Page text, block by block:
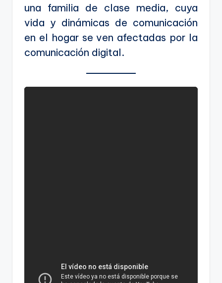
una familia de clase media, cuya
vida y dinámicas de comunicación
en el hogar se ven afectadas por la
comunicación digital.